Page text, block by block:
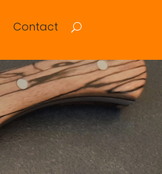
Contact